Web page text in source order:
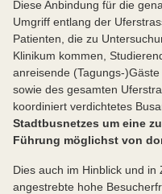
Diese Anbindung für die
Umgriff entlang der
Patienten, die zu
Klinikum kommen,
anreisende (Tagungs-
sowie des gesamten
koordiniert verdichtetes
Stadtbusnetzes um eine
Führung möglichst von
Dies auch im Hinblick und
angestrebte hohe